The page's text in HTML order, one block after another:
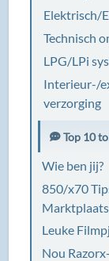
Elektrisch/
Technisch
LPG/LPi
Interieur-/
verzorging
Top 10
Wie ben jij?
850/x70
Leuke
Nou